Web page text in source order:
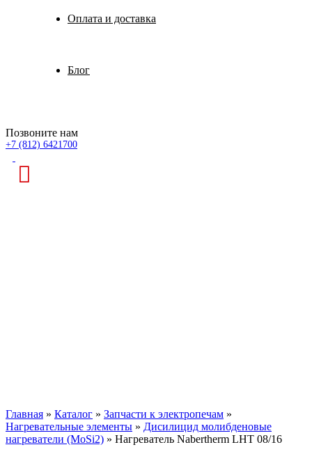
Оплата и доставка
Блог
Позвоните нам
+7 (812) 6421700
Главная » Каталог » Запчасти к электропечам »
Нагревательные элементы » Дисилицид молибденовые
нагреватели (MoSi2) » Нагреватель Nabertherm LHT 08/16